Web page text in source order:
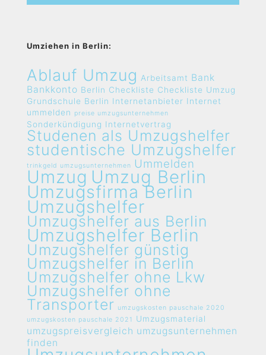
Umziehen in Berlin:
Ablauf Umzug Arbeitsamt Bank
Bankkonto Berlin Checkliste Checkliste Umzug
Grundschule Berlin Internetanbieter Internet
ummelden
preise umzugsunternehmen
Sonderkündigung Internetvertrag
Studenen als Umzugshelfer
studentische Umzugshelfer
trinkgeld umzugsunternehmen Ummelden
Umzug Umzug Berlin
Umzugsfirma Berlin
Umzugshelfer
Umzugshelfer aus Berlin
Umzugshelfer Berlin
Umzugshelfer günstig
Umzugshelfer in Berlin
Umzugshelfer ohne Lkw
Umzugshelfer ohne
Transporter umzugskosten pauschale 2020
umzugskosten pauschale 2021
Umzugsmaterial
umzugspreisvergleich umzugsunternehmen
finden